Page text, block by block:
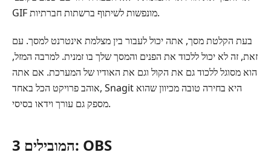
GIF מונפשות לשיתוף ברשתות חברתיות.
בעת הקלטת מסך, אתה יכול לעבור בין מצלמת אינטרנט למסך. עם
זאת, זה לא יכול ללכוד את הפנים והמסך שלך בו זמנית. למרבה המזל,
הוא מסוגל ללכוד גם את הקול וגם את האודיו של המערכת. אם אתה
אוהב פרויקט הכל באחד, Snagit היא בחירה טובה מכיוון שהוא
מספק גם עורך וידאו בסיסי.
3 המובילים: OBS